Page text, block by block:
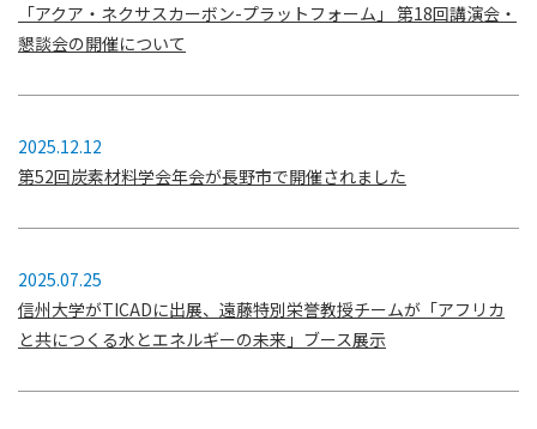
「アクア・ネクサスカーボン-プラットフォーム」 第18回講演会・
懇談会の開催について
2025.12.12
第52回炭素材料学会年会が長野市で開催されました
2025.07.25
信州大学がTICADに出展、遠藤特別栄誉教授チームが「アフリカ
と共につくる水とエネルギーの未来」ブース展示